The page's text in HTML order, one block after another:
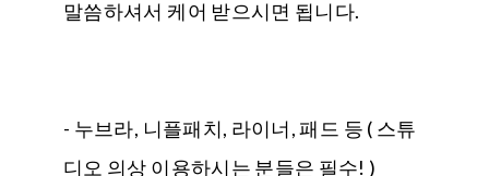
말씀하셔서 케어 받으시면 됩니다.
- 누브라, 니플패치, 라이너, 패드 등 ( 스튜
디오 의상 이용하시는 분들은 필수! )